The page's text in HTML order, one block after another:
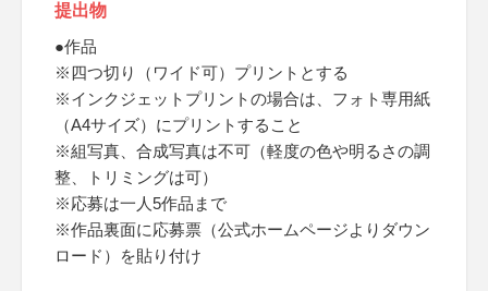
提出物
●作品
※四つ切り（ワイド可）プリントとする
※インクジェットプリントの場合は、フォト専用紙
（A4サイズ）にプリントすること
※組写真、合成写真は不可（軽度の色や明るさの調
整、トリミングは可）
※応募は一人5作品まで
※作品裏面に応募票（公式ホームページよりダウン
ロード）を貼り付け